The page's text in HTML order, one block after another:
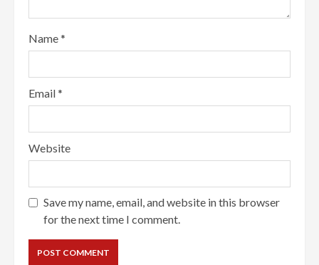
Name*
Email*
Website
Save my name, email, and website in this browser
for the next time I comment.